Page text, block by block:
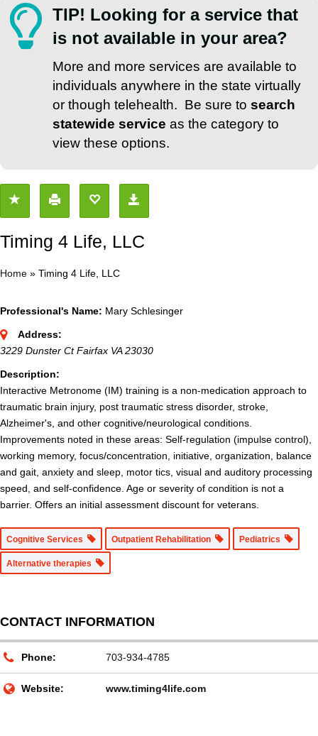
TIP! Looking for a service that
is not available in your area?
More and more services are available to
individuals anywhere in the state virtually
or though telehealth. Be sure to search
statewide service as the category to
view these options.
Timing 4 Life, LLC
Home » Timing 4 Life, LLC
Professional's Name: Mary Schlesinger
Address:
3229 Dunster Ct Fairfax VA 23030
Description:
Interactive Metronome (IM) training is a non-medication approach to
traumatic brain injury, post traumatic stress disorder, stroke,
Alzheimer's, and other cognitive/neurological conditions.
Improvements noted in these areas: Self-regulation (impulse control),
working memory, focus/concentration, initiative, organization, balance
and gait, anxiety and sleep, motor tics, visual and auditory processing
speed, and self-confidence. Age or severity of condition is not a
barrier. Offers an initial assessment discount for veterans.
Cognitive Services Outpatient Rehabilitation Pediatrics
Alternative therapies
CONTACT INFORMATION
Phone: 703-934-4785
Website: www.timing4life.com